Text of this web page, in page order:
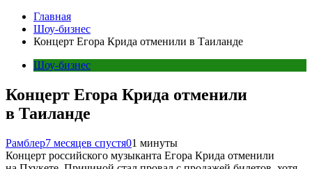
Главная
Шоу-бизнес
Концерт Егора Крида отменили в Таиланде
Шоу-бизнес
Концерт Егора Крида отменили
в Таиланде
Рамблер7 месяцев спустя01 минуты
Концерт российского музыканта Егора Крида отменили